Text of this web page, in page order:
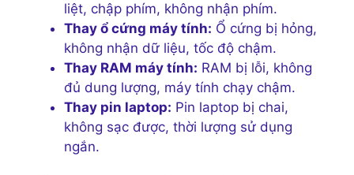
liệt, chập phím, không nhận phím.
Thay ổ cứng máy tính: Ổ cứng bị hỏng,
không nhận dữ liệu, tốc độ chậm.
Thay RAM máy tính: RAM bị lỗi, không
đủ dung lượng, máy tính chạy chậm.
Thay pin laptop: Pin laptop bị chai,
không sạc được, thời lượng sử dụng
ngắn.